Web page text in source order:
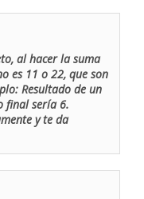
al hacer la suma
es 11 o 22, que son
Resultado de un
final sería 6.
y te da